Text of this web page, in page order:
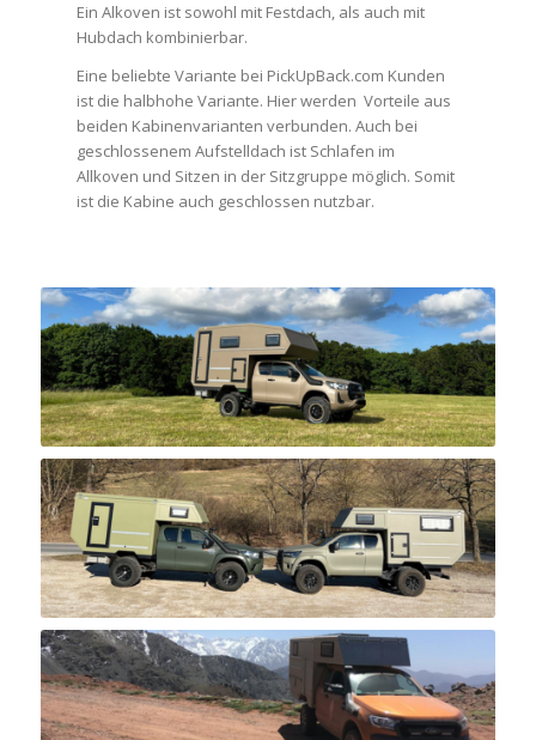
Ein Alkoven ist sowohl mit Festdach, als auch mit
Hubdach kombinierbar.
Eine beliebte Variante bei PickUpBack.com Kunden
ist die halbhohe Variante. Hier werden Vorteile aus
beiden Kabinenvarianten verbunden. Auch bei
geschlossenem Aufstelldach ist Schlafen im
Allkoven und Sitzen in der Sitzgruppe möglich. Somit
ist die Kabine auch geschlossen nutzbar.